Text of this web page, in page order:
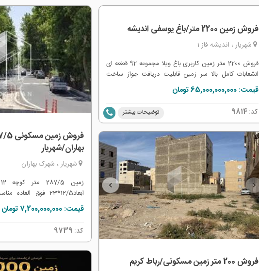
بهاران/شهریار
شهریار ، شهرک بهاران
ابعاد12/5*23 فوق
دریافت جواز 3 طبقه
قیمت: 7,200,000,000 تومان
کد: 9739
فروش زمین 2200 متر/باغ یوسفی اندیشه
شهریار ، اندیشه فاز 1
فروش 2200 متر زمین کاربری باغ ویلا مجموعه 92 قطعه ای
انشعابات کامل بالا سر زمین قابلیت دریافت جواز ساخت
مجموعه فوق العاده خاص با دسترسی عالی
قیمت: 65,000,000,000 تومان
کد:9814 توضیحات بیشتر
فروش 200 متر زمین مسکونی/رباط کریم